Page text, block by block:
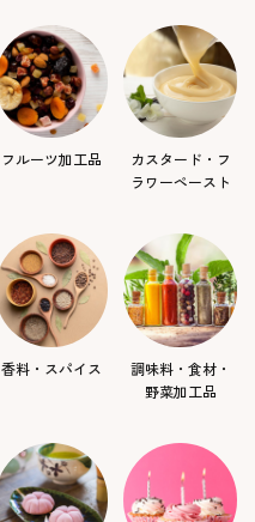
フルーツ加工品
カスタード・フ
ラワーペースト
香料・スパイス
調味料・食材・
野菜加工品